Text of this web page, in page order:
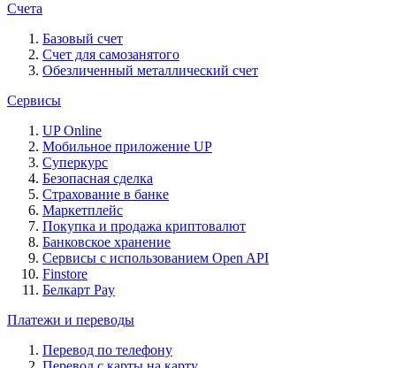
Счета
Базовый счет
Счет для самозанятого
Обезличенный металлический счет
Сервисы
UP Online
Мобильное приложение UP
Суперкурс
Безопасная сделка
Страхование в банке
Маркетплейс
Покупка и продажа криптовалют
Банковское хранение
Сервисы с использованием Open API
Finstore
Белкарт Pay
Платежи и переводы
Перевод по телефону